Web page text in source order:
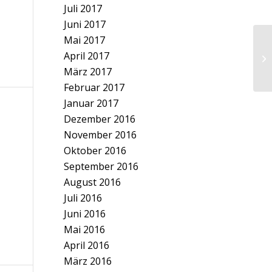
Juli 2017
Juni 2017
Mai 2017
April 2017
März 2017
Februar 2017
Januar 2017
Dezember 2016
November 2016
Oktober 2016
September 2016
August 2016
Juli 2016
Juni 2016
Mai 2016
April 2016
März 2016